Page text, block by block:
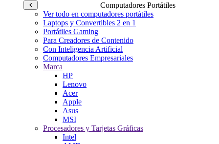
Computadores Portátiles
Ver todo en computadores portátiles
Laptops y Convertibles 2 en 1
Portátiles Gaming
Para Creadores de Contenido
Con Inteligencia Artificial
Computadores Empresariales
Marca
HP
Lenovo
Acer
Apple
Asus
MSI
Procesadores y Tarjetas Gráficas
Intel